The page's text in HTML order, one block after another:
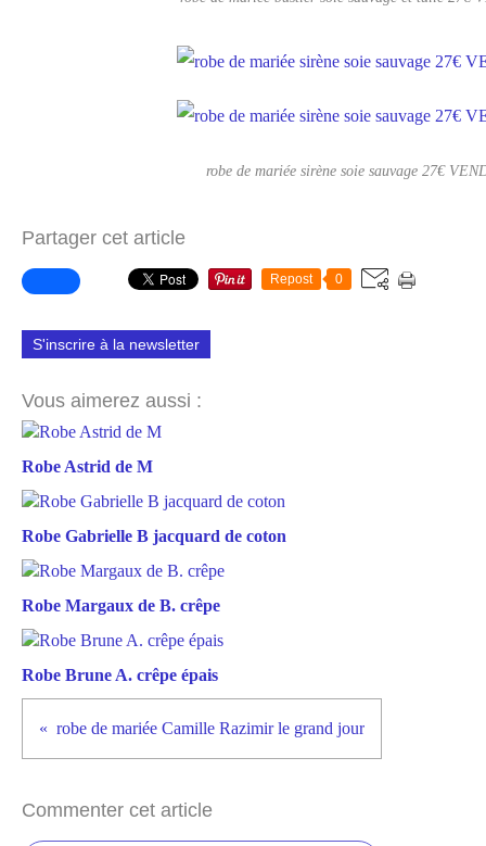
robe de mariée sirène soie sauvage 27€
Partager cet article
Repost 0
S'inscrire à la newsletter
Vous aimerez aussi :
Robe Astrid de M
Robe Gabrielle B jacquard de coton
Robe Margaux de B. crêpe
Robe Brune A. crêpe épais
robe de mariée Camille Razimir le grand jour
Commenter cet article